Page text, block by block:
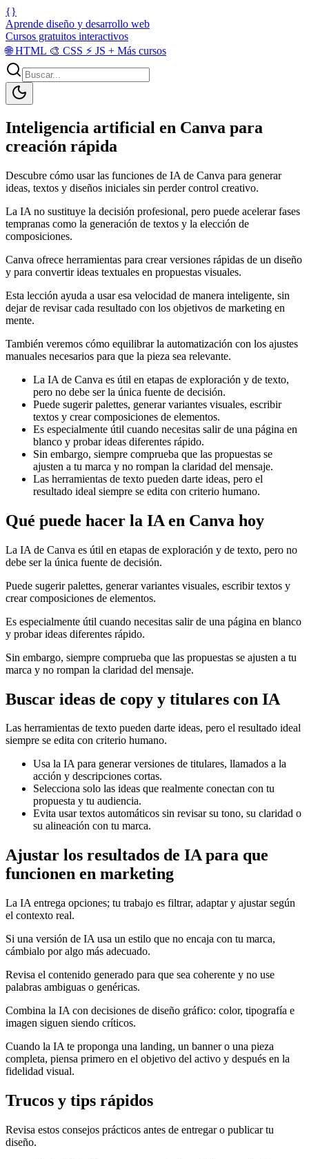
{}
Aprende diseño y desarrollo web
Cursos gratuitos interactivos
🌐HTML 🎨 CSS ⚡ JS + Más cursos
Inteligencia artificial en Canva para
creación rápida
Descubre cómo usar las funciones de IA de Canva para generar
ideas, textos y diseños iniciales sin perder control creativo.
La IA no sustituye la decisión profesional, pero puede acelerar fases
tempranas como la generación de textos y la elección de
composiciones.
Canva ofrece herramientas para crear versiones rápidas de un diseño
y para convertir ideas textuales en propuestas visuales.
Esta lección ayuda a usar esa velocidad de manera inteligente, sin
dejar de revisar cada resultado con los objetivos de marketing en
mente.
También veremos cómo equilibrar la automatización con los ajustes
manuales necesarios para que la pieza sea relevante.
La IA de Canva es útil en etapas de exploración y de texto,
pero no debe ser la única fuente de decisión.
Puede sugerir palettes, generar variantes visuales, escribir
textos y crear composiciones de elementos.
Es especialmente útil cuando necesitas salir de una página en
blanco y probar ideas diferentes rápido.
Sin embargo, siempre comprueba que las propuestas se
ajusten a tu marca y no rompan la claridad del mensaje.
Las herramientas de texto pueden darte ideas, pero el
resultado ideal siempre se edita con criterio humano.
Qué puede hacer la IA en Canva hoy
La IA de Canva es útil en etapas de exploración y de texto, pero no
debe ser la única fuente de decisión.
Puede sugerir palettes, generar variantes visuales, escribir textos y
crear composiciones de elementos.
Es especialmente útil cuando necesitas salir de una página en blanco
y probar ideas diferentes rápido.
Sin embargo, siempre comprueba que las propuestas se ajusten a tu
marca y no rompan la claridad del mensaje.
Buscar ideas de copy y titulares con IA
Las herramientas de texto pueden darte ideas, pero el resultado ideal
siempre se edita con criterio humano.
Usa la IA para generar versiones de titulares, llamados a la
acción y descripciones cortas.
Selecciona solo las ideas que realmente conectan con tu
propuesta y tu audiencia.
Evita usar textos automáticos sin revisar su tono, su claridad o
su alineación con tu marca.
Ajustar los resultados de IA para que
funcionen en marketing
La IA entrega opciones; tu trabajo es filtrar, adaptar y ajustar según
el contexto real.
Si una versión de IA usa un estilo que no encaja con tu marca,
cámbialo por algo más adecuado.
Revisa el contenido generado para que sea coherente y no use
palabras ambiguas o genéricas.
Combina la IA con decisiones de diseño gráfico: color, tipografía e
imagen siguen siendo críticos.
Cuando la IA te proponga una landing, un banner o una pieza
completa, piensa primero en el objetivo del activo y después en la
fidelidad visual.
Trucos y tips rápidos
Revisa estos consejos prácticos antes de entregar o publicar tu
diseño.